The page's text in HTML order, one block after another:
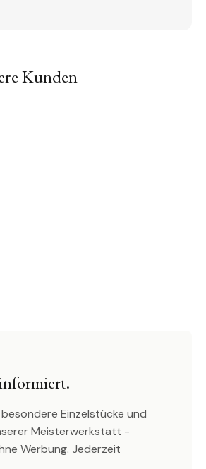
Kunden
besondere Einzelstücke und
Meisterwerkstatt -
Werbung. Jederzeit